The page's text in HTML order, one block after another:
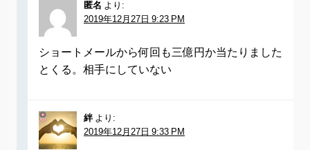
匿名 より:
2019年12月27日 9:23 PM
ショートメールから何回も三億円か当たりました
とくる。相手にしていない
絆 より:
2019年12月27日 9:33 PM